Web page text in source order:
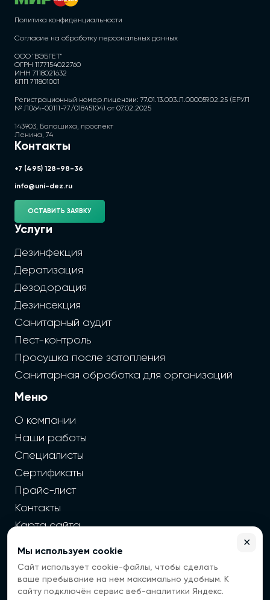
Политика конфиденциальности
Согласие на обработку персональных данных
ООО "ВЭБГЕТ"
ОГРН 1177154022760
ИНН 7118021632
КПП 711801001
Регистрационный номер лицензии: 77.01.13.003.Л.000059.02.25 (ЕРУЛ
№ Л064-00111-77/01845104) от 07.02.2025
143903, Балашиха, проспект
Ленина, 74
Контакты
+7 (495) 128-98-36
info@uni-dez.ru
ОСТАВИТЬ ЗАЯВКУ
Услуги
Дезинфекция
Дератизация
Дезодорация
Дезинсекция
Санитарный аудит
Пест-контроль
Просушка после затопления
Санитарная обработка для организаций
Меню
О компании
Наши работы
Специалисты
Сертификаты
Прайс-лист
Контакты
Карта сайта
2026 г. Cайт санэпидемстанции — Все права защищены
Все цены на сайте носят информационный
характер, окончательная цена зависит от многих
Мы используем cookie
Сайт использует cookie-файлы, чтобы сделать
ваше пребывание на нем максимально удобным. К
сайту подключён сервис веб-аналитики Яндекс.
✕